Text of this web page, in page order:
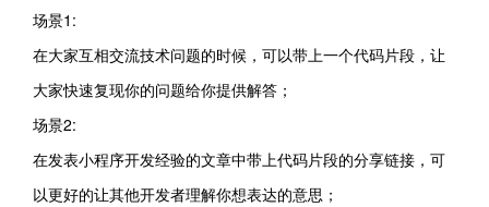
场景1:
在大家互相交流技术问题的时候，可以带上一个代码片段，让
大家快速复现你的问题给你提供解答；
场景2:
在发表小程序开发经验的文章中带上代码片段的分享链接，可
以更好的让其他开发者理解你想表达的意思；